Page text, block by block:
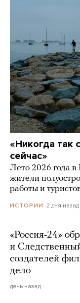
«Никогда так
сейчас»
Лето 2026 года
жители
работы и
ИСТОРИИ 2 дня назад
«Россия-24»
и
создателей
дело
день назад